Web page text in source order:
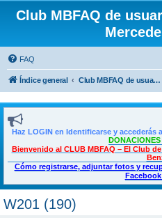
Club MBFAQ de
FAQ
Índice general Club MBFAQ de usuarios y entusiastas de Mercedes Benz
Haz LOGIN en Identificarse y
Bienvenido al CLUB MBFAQ – El Club
Cómo registrarse, adjuntar fotos y
W201 (190)